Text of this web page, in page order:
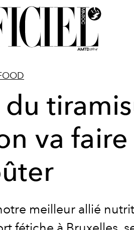
va faire
meilleur allié